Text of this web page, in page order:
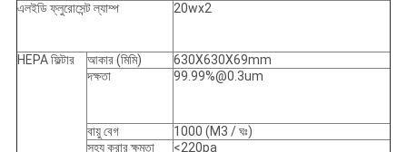
এলইডি ফ্লুরোসেন্ট ল্যাম্প
20wx2
HEPA ফিল্টার আকার (মিমি)
630X630X69mm
দক্ষতা
99.99%@0.3um
বায়ু বেগ
1000 (M3 / ঘঃ)
সহ্য করার ক্ষমতা
<220pa